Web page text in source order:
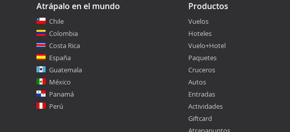
Atrápalo en el mundo
Chile
Colombia
Costa Rica
España
Guatemala
México
Panamá
Perú
Productos
Vuelos
Hoteles
Vuelo+Hotel
Paquetes
Cruceros
Autos
Entradas
Actividades
Giftcard